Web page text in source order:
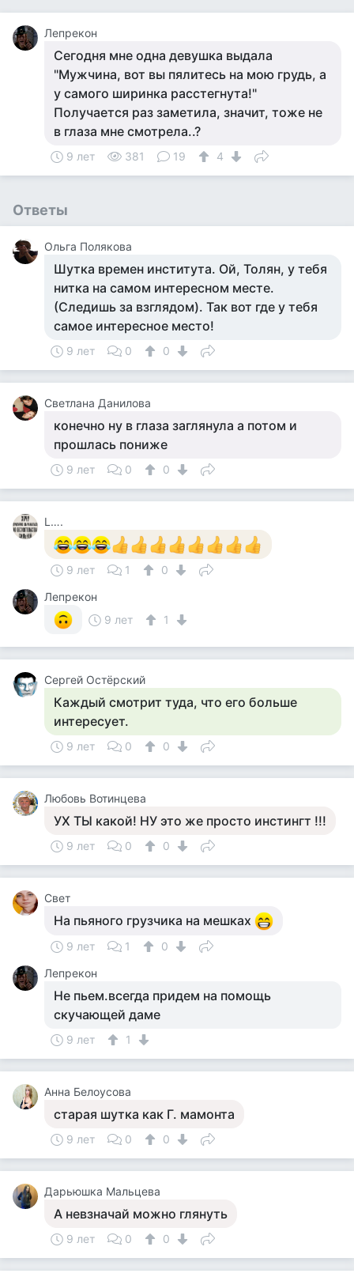
Лепрекон
Сегодня мне одна девушка выдала
"Мужчина, вот вы пялитесь на мою грудь, а
у самого ширинка расстегнута!"
Получается раз заметила, значит, тоже не
в глаза мне смотрела..?
9 лет 381 19 4
Ответы
Ольга Полякова
Шутка времен института. Ой, Толян, у тебя
нитка на самом интересном месте.
(Следишь за взглядом). Так вот где у тебя
самое интересное место!
9 лет 0 0
Светлана Данилова
конечно ну в глаза заглянула а потом и
прошлась пониже
9 лет 0 0
L….
9 лет 1
0
Лепрекон
9 лет
1
Сергей Остёрский
Каждый смотрит туда, что его больше
интересует.
9 лет 0 0
Любовь Вотинцева
УХ ТЫ какой! НУ это же просто инстингт !!!
9 лет 0 0
Свет
На пьяного грузчика на мешках
9 лет 1
0
Лепрекон
Не пьем.всегда придем на помощь
скучающей даме
9 лет 1
Анна Белоусова
старая шутка как Г. мамонта
9 лет 0 0
Дарьюшка Мальцева
А невзначай можно глянуть
9 лет 0 0